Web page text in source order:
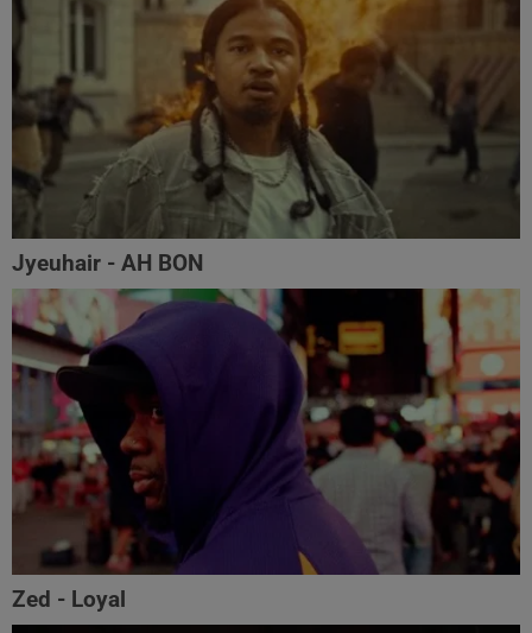
Jyeuhair - AH BON
Zed - Loyal